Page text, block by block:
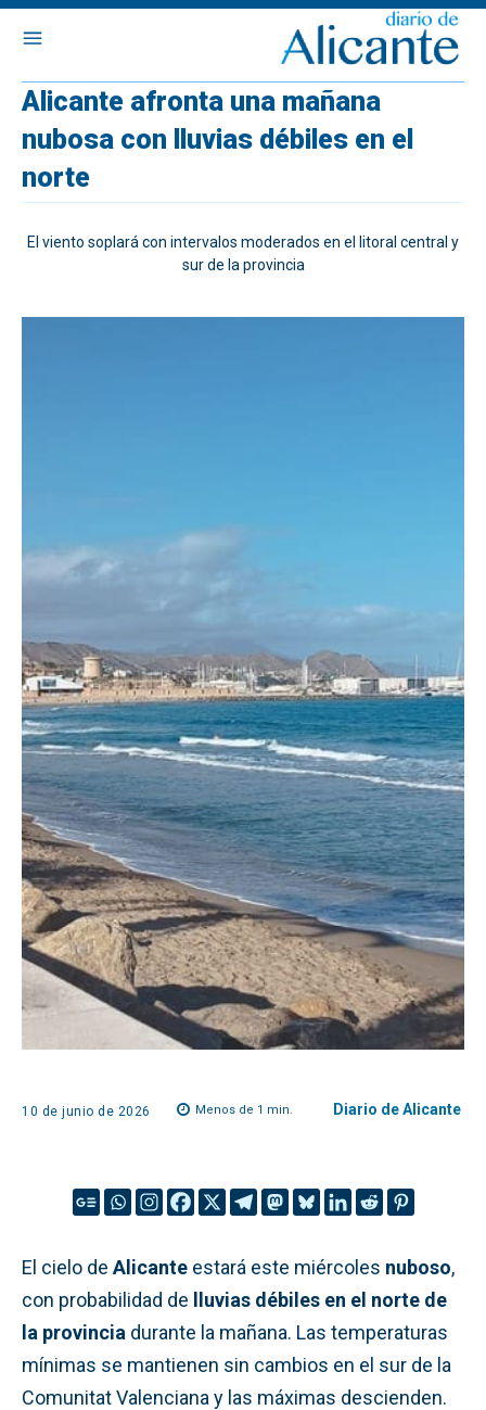
Alicante afronta una mañana
nubosa con lluvias débiles en el
norte
El viento soplará con intervalos moderados en el litoral central y
sur de la provincia
10 de junio de 2026 Menos de 1 min. Diario de Alicante
El cielo de Alicante estará este miércoles nuboso,
con probabilidad de lluvias débiles en el norte de
la provincia durante la mañana. Las temperaturas
mínimas se mantienen sin cambios en el sur de la
Comunitat Valenciana y las máximas descienden.